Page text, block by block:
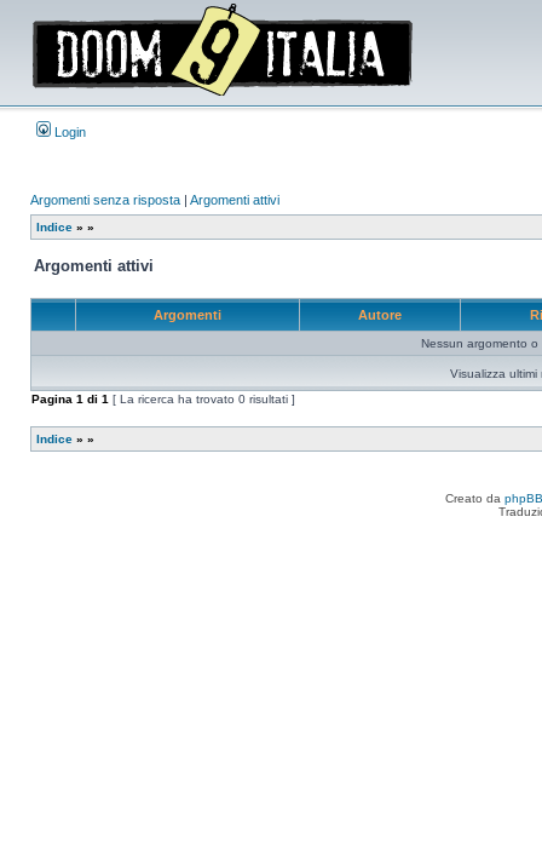
Login
Argomenti senza risposta | Argomenti attivi
Indice » »
Argomenti attivi
Argomenti Autore
Nessun argomento o
Visualizza ultimi
Pagina 1 di 1 [ La ricerca ha trovato 0 risultati ]
Indice » »
Creato da phpBB